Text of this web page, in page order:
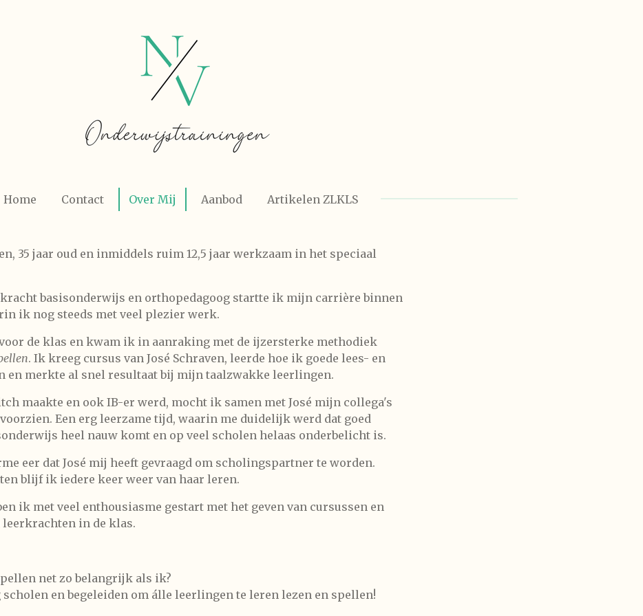
Home Contact Over Mij Aanbod Artikelen ZLKLS
35 jaar oud en inmiddels ruim 12,5 jaar werkzaam in het speciaal
basisonderwijs en orthopedagoog startte ik mijn carrière binnen
ik nog steeds met veel plezier werk.
de klas en kwam ik in aanraking met de ijzersterke methodiek
. Ik kreeg cursus van José Schraven, leerde hoe ik goede lees- en
en merkte al snel resultaat bij mijn taalzwakke leerlingen.
maakte en ook IB-er werd, mocht ik samen met José mijn collega's
Een erg leerzame tijd, waarin me duidelijk werd dat goed
heel nauw komt en op veel scholen helaas onderbelicht is.
eer dat José mij heeft gevraagd om scholingspartner te worden.
blijf ik iedere keer weer van haar leren.
ik met veel enthousiasme gestart met het geven van cursussen en
in de klas.
net zo belangrijk als ik?
en begeleiden om álle leerlingen te leren lezen en spellen!